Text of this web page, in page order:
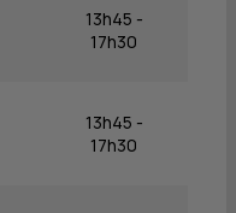
13h45 -
17h30
13h45 -
17h30